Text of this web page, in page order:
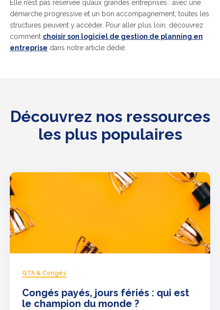
Elle n’est pas réservée qu’aux grandes entreprises : avec une
démarche progressive et un bon accompagnement, toutes les
structures peuvent y accéder. Pour aller plus loin, découvrez
comment choisir son logiciel de gestion de planning en
entreprise​ dans notre article dédié.
Découvrez nos ressources
les plus populaires
GTA & Congés
Congés payés, jours fériés : qui est
le champion du monde ?